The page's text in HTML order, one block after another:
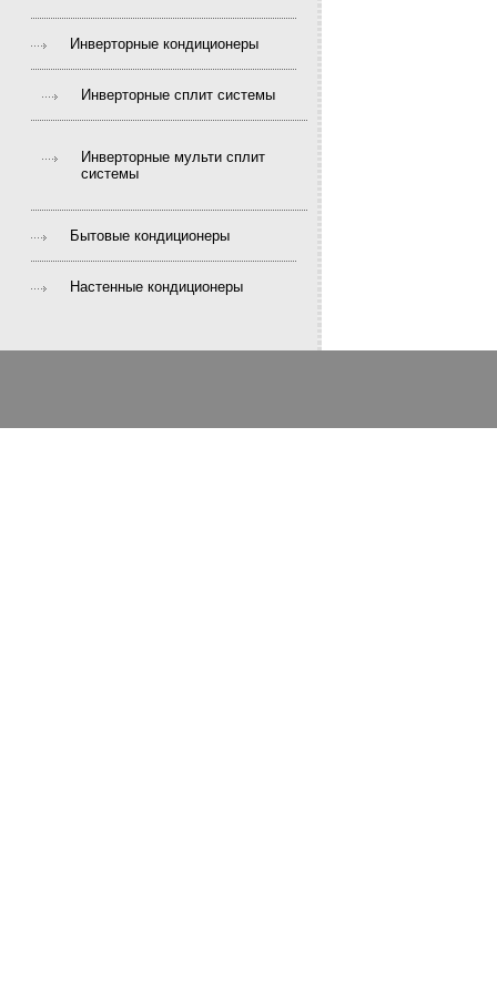
Инверторные кондиционеры
Инверторные сплит системы
Инверторные мульти сплит
системы
Бытовые кондиционеры
Настенные кондиционеры